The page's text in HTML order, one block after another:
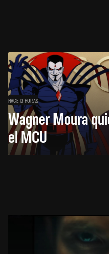
HACE 13 HORAS
Wagner Moura
el MCU